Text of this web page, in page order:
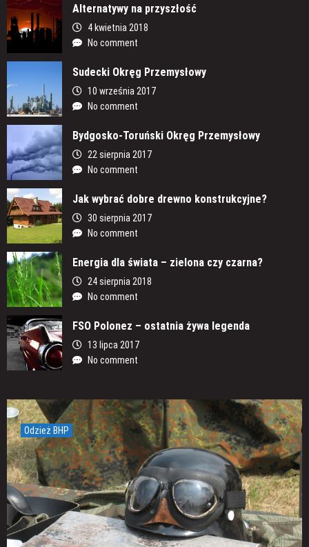
Alternatywy na przyszłość
4 kwietnia 2018
No comment
Sudecki Okręg Przemysłowy
10 września 2017
No comment
Bydgosko-Toruński Okręg Przemysłowy
22 sierpnia 2017
No comment
Jak wybrać dobre drewno konstrukcyjne?
30 sierpnia 2017
No comment
Energia dla świata – zielona czy czarna?
24 sierpnia 2018
No comment
FSO Polonez – ostatnia żywa legenda
13 lipca 2017
No comment
Odzież BHP